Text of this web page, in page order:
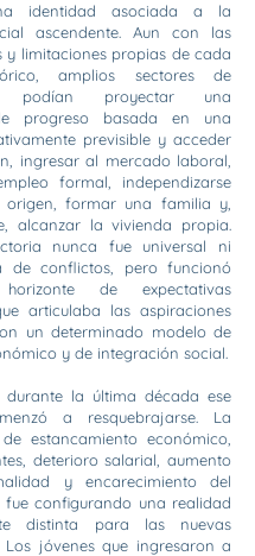
identidad asociada a la
ascendente. Aun con las
y limitaciones propias de cada
amplios sectores de
podían proyectar una
progreso basada en una
previsible y acceder
ingresar al mercado laboral,
formal, independizarse
formar una familia y,
alcanzar la vivienda propia.
nunca fue universal ni
de conflictos, pero funcionó
de expectativas
articulaba las aspiraciones
un determinado modelo de
y de integración social.
durante la última década ese
a resquebrajarse. La
estancamiento económico,
deterioro salarial, aumento
y encarecimiento del
configurando una realidad
distinta para las nuevas
Los jóvenes que ingresaron a